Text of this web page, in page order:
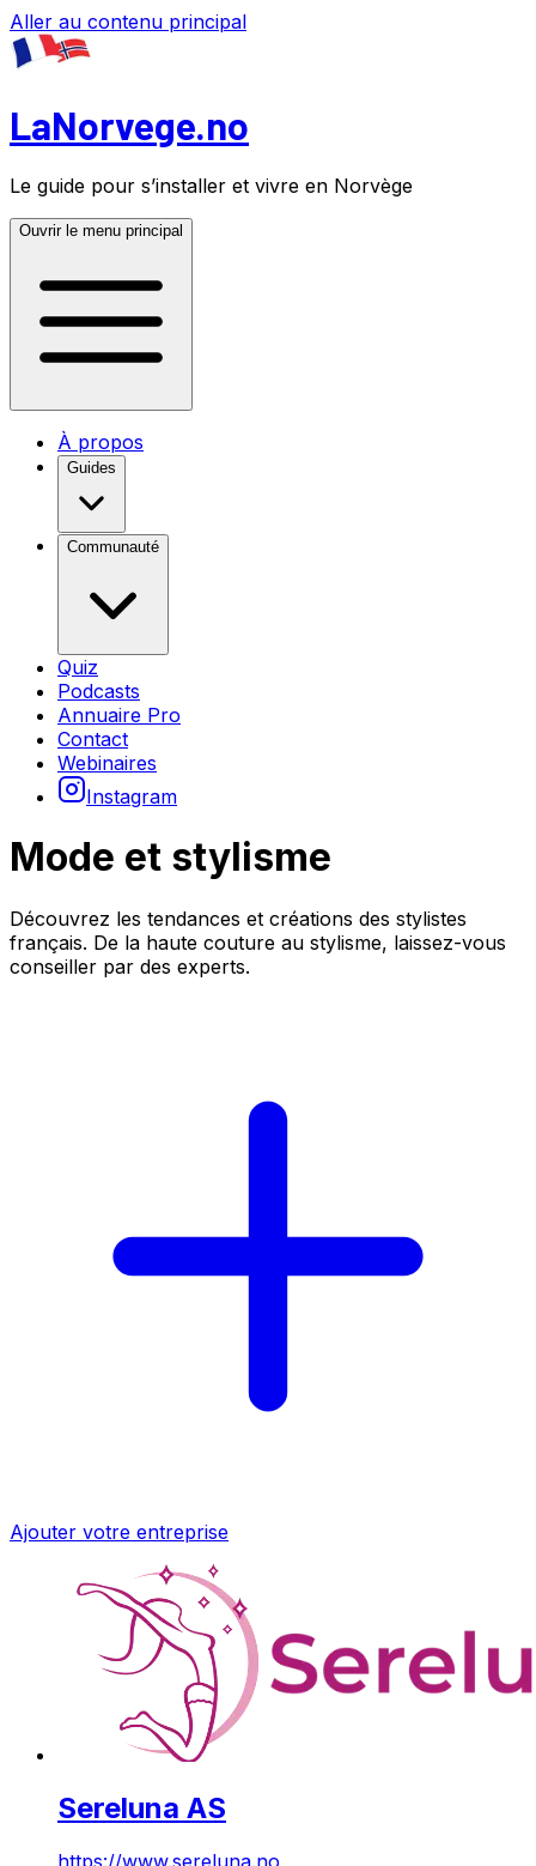
Aller au contenu principal
LaNorvege.no
Le guide pour s’installer et vivre en Norvège
Ouvrir le menu principal
À propos
Guides
Communauté
Quiz
Podcasts
Annuaire Pro
Contact
Webinaires
Instagram
Mode et stylisme
Découvrez les tendances et créations des stylistes
français. De la haute couture au stylisme, laissez-vous
conseiller par des experts.
Ajouter votre entreprise
Sereluna AS
https://www.sereluna.no